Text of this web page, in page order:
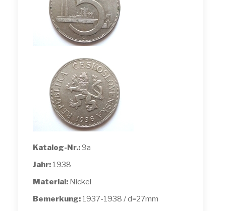
Katalog-Nr.:9a
Jahr: 1938
Material: Nickel
Bemerkung: 1937-1938 / d=27mm